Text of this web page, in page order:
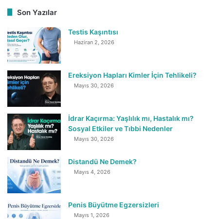
Son Yazılar
Testis Kaşıntısı
Haziran 2, 2026
Ereksiyon Hapları Kimler İçin Tehlikeli?
Mayıs 30, 2026
İdrar Kaçırma: Yaşlılık mı, Hastalık mı?
Sosyal Etkiler ve Tıbbi Nedenler
Mayıs 30, 2026
Distandü Ne Demek?
Mayıs 4, 2026
Penis Büyütme Egzersizleri
Mayıs 1, 2026